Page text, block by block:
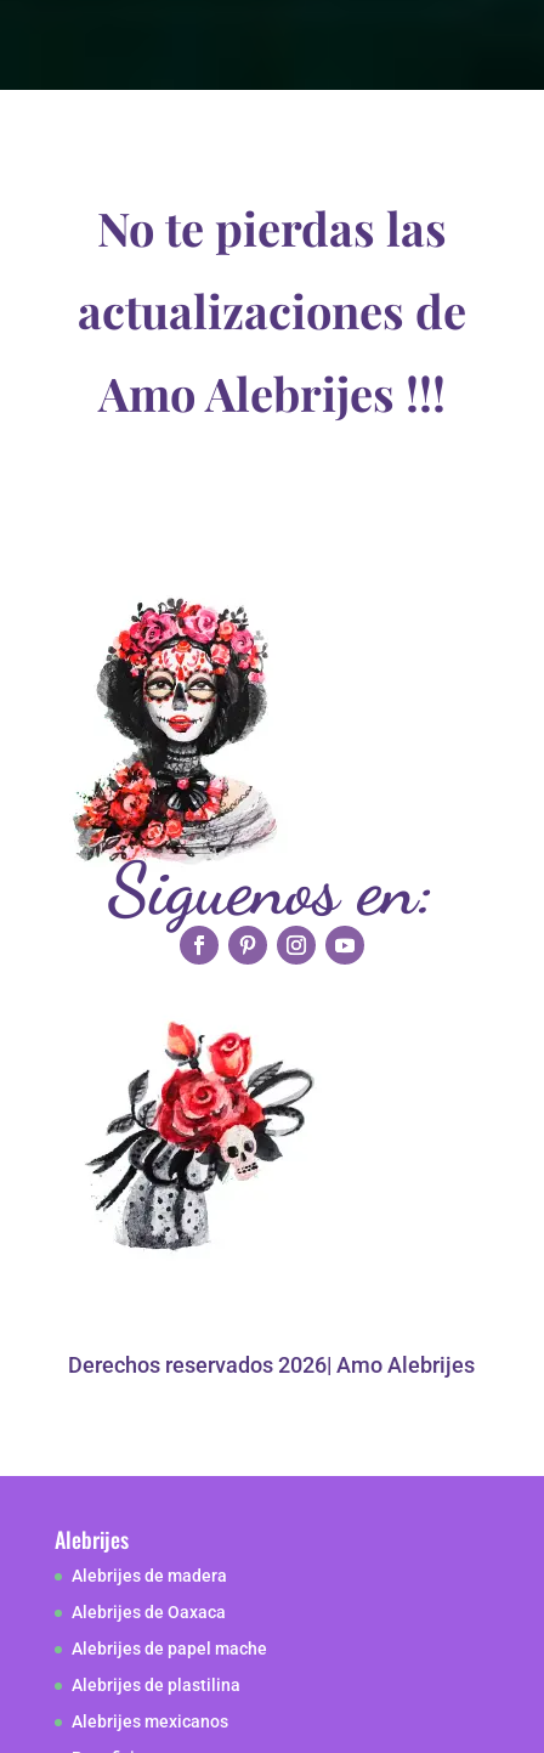
No te pierdas las
actualizaciones de
Amo Alebrijes !!!
Siguenos en:
Derechos reservados 2026| Amo Alebrijes
Alebrijes
Alebrijes de madera
Alebrijes de Oaxaca
Alebrijes de papel mache
Alebrijes de plastilina
Alebrijes mexicanos